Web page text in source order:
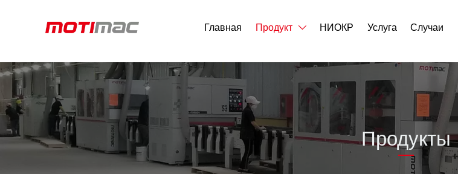
Главная Продукт  НИОКР Услуга Случаи
Продукты